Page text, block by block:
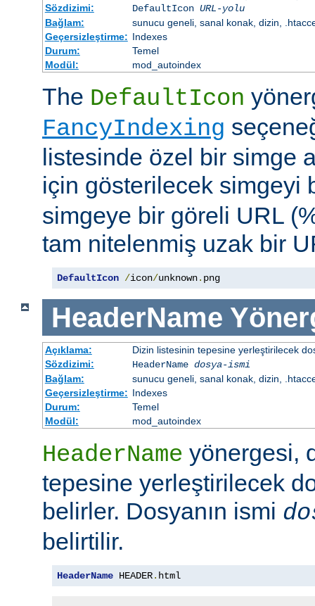
Sözdizimi:
DefaultIcon URL-yolu
Bağlam:
sunucu geneli, sanal konak, dizin,
Geçersizleştirme: Indexes
Durum:
Temel
Modül:
mod_autoindex
The DefaultIcon
FancyIndexing
listesinde özel bir simge
için gösterilecek simgeyi
simgeye bir göreli URL
tam nitelenmiş uzak bir
DefaultIcon /icon/unknown. png
HeaderName
Açıklama:
Dizin listesinin tepesine yerleştirilecek
Sözdizimi:
HeaderName dosya-ismi
Bağlam:
sunucu geneli, sanal konak, dizin,
Geçersizleştirme: Indexes
Durum:
Temel
Modül:
mod_autoindex
HeaderName yönergesi,
tepesine yerleştirilecek
belirler. Dosyanın ismi
belirtilir.
HeaderName HEADER. html